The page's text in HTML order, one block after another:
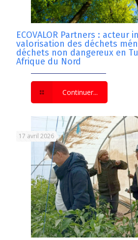
ECOVALOR Partners : acteur
valorisation des déchets
déchets non dangereux en
Afrique du Nord
Continuer...
17 avril 2026